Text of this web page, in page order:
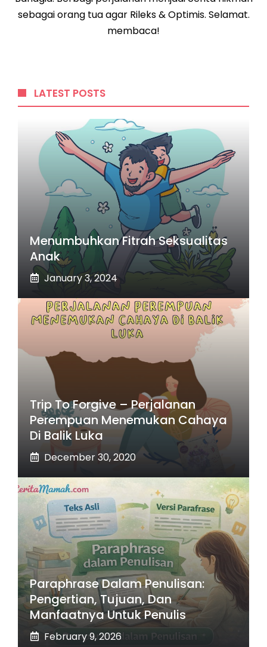
sebagai orang tua agar Rileks & Optimis. Selamat.
membaca!
LATEST POSTS
Menumbuhkan Fitrah Seksualitas
Anak
January 3, 2024
Trip To Forgive – Perjalanan
Perempuan Menemukan Cahaya
Di Balik Luka
December 30, 2020
Paraphrase Dalam Penulisan:
Pengertian, Tujuan, Dan
Manfaatnya Untuk Penulis
February 9, 2026